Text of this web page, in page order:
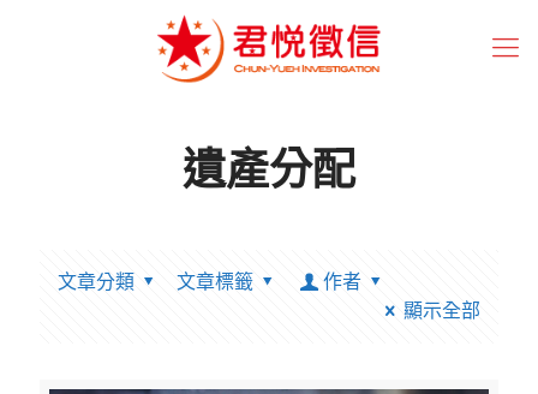
遺產分配
文章分類 文章標籤
作者
顯示全部